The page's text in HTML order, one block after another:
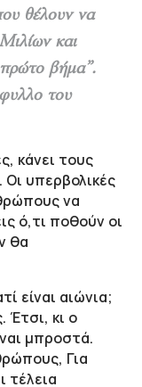
θέλουν να
και
βήμα”.
του
κάνει τους
υπερβολικές
να
ό,τι ποθούν οι
θα
είναι αιώνια;
Έτσι, κι ο
μπροστά.
Για
τέλεια